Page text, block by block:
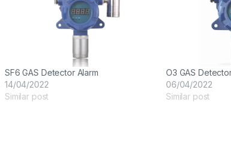
SF6 GAS Detector Alarm
14/04/2022
Similar post
O3 GAS
06/04/2022
Similar post